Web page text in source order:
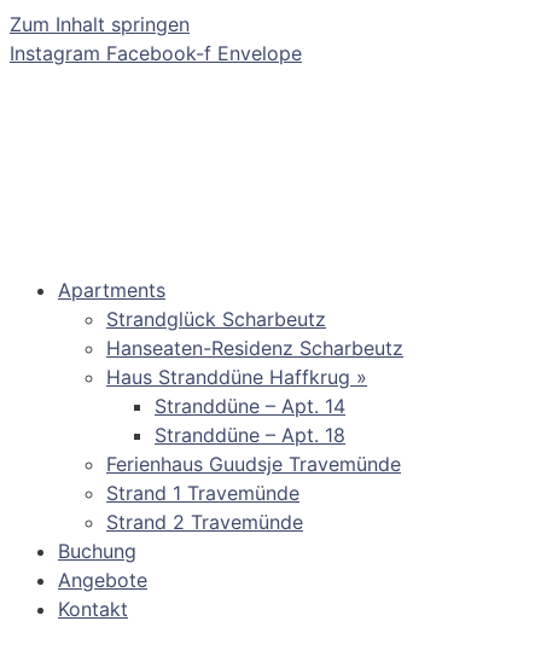
Zum Inhalt springen
Instagram Facebook-f Envelope
Apartments
Strandglück Scharbeutz
Hanseaten-Residenz Scharbeutz
Haus Stranddüne Haffkrug »
Stranddüne – Apt. 14
Stranddüne – Apt. 18
Ferienhaus Guudsje Travemünde
Strand 1 Travemünde
Strand 2 Travemünde
Buchung
Angebote
Kontakt